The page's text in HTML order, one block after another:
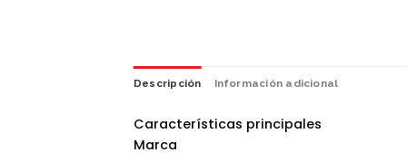
Descripción Información adicional
Características principales
Marca